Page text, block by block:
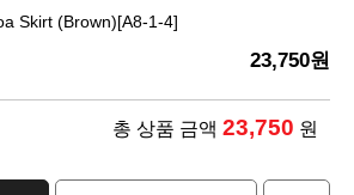
Skirt (Brown)[A8-1-4]
23,750원
총 상품 금액 23,750 원